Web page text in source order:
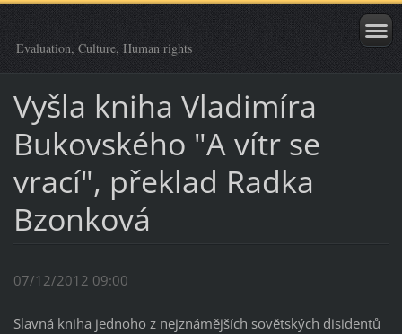
Evaluation, Culture, Human rights
Vyšla kniha Vladimíra
Bukovského "A vítr se
vrací", překlad Radka
Bzonková
07/12/2012 09:00
Slavná kniha jednoho z nejznámějších sovětských disidentů